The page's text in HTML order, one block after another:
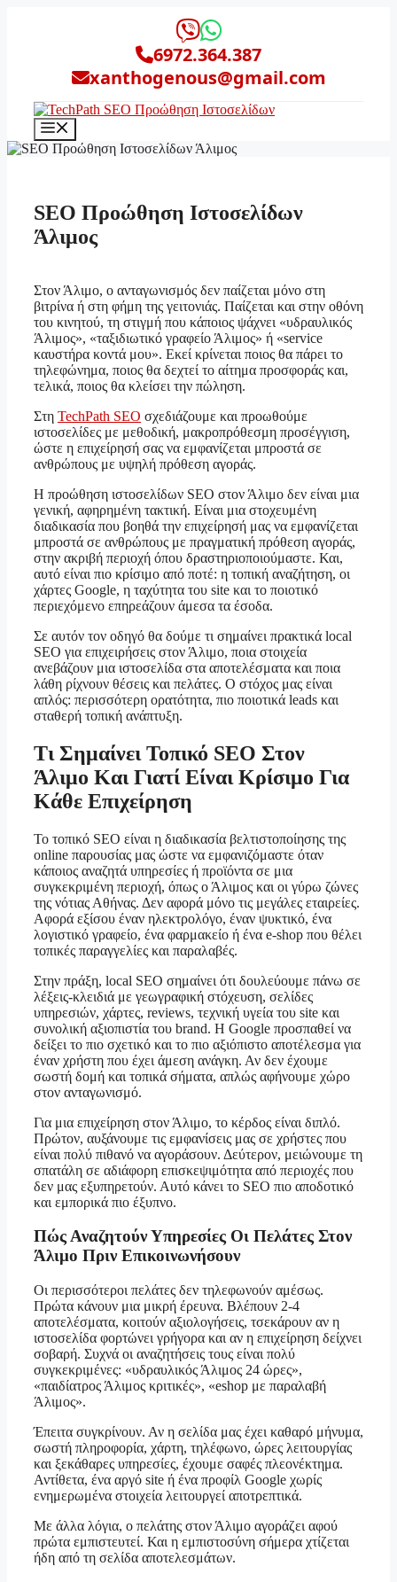
6972.364.387
xanthogenous@gmail.com
SEO Προώθηση Ιστοσελίδων
Άλιμος
Στον Άλιμο, ο ανταγωνισμός δεν παίζεται μόνο στη
βιτρίνα ή στη φήμη της γειτονιάς. Παίζεται και στην οθόνη
του κινητού, τη στιγμή που κάποιος ψάχνει «υδραυλικός
Άλιμος», «ταξιδιωτικό γραφείο Άλιμος» ή «service
καυστήρα κοντά μου». Εκεί κρίνεται ποιος θα πάρει το
τηλεφώνημα, ποιος θα δεχτεί το αίτημα προσφοράς και,
τελικά, ποιος θα κλείσει την πώληση.
Στη TechPath SEO σχεδιάζουμε και προωθούμε
ιστοσελίδες με μεθοδική, μακροπρόθεσμη προσέγγιση,
ώστε η επιχείρησή σας να εμφανίζεται μπροστά σε
ανθρώπους με υψηλή πρόθεση αγοράς.
Η προώθηση ιστοσελίδων SEO στον Άλιμο δεν είναι μια
γενική, αφηρημένη τακτική. Είναι μια στοχευμένη
διαδικασία που βοηθά την επιχείρησή μας να εμφανίζεται
μπροστά σε ανθρώπους με πραγματική πρόθεση αγοράς,
στην ακριβή περιοχή όπου δραστηριοποιούμαστε. Και,
αυτό είναι πιο κρίσιμο από ποτέ: η τοπική αναζήτηση, οι
χάρτες Google, η ταχύτητα του site και το ποιοτικό
περιεχόμενο επηρεάζουν άμεσα τα έσοδα.
Σε αυτόν τον οδηγό θα δούμε τι σημαίνει πρακτικά local
SEO για επιχειρήσεις στον Άλιμο, ποια στοιχεία
ανεβάζουν μια ιστοσελίδα στα αποτελέσματα και ποια
λάθη ρίχνουν θέσεις και πελάτες. Ο στόχος μας είναι
απλός: περισσότερη ορατότητα, πιο ποιοτικά leads και
σταθερή τοπική ανάπτυξη.
Τι Σημαίνει Τοπικό SEO Στον
Άλιμο Και Γιατί Είναι Κρίσιμο Για
Κάθε Επιχείρηση
Το τοπικό SEO είναι η διαδικασία βελτιστοποίησης της
online παρουσίας μας ώστε να εμφανιζόμαστε όταν
κάποιος αναζητά υπηρεσίες ή προϊόντα σε μια
συγκεκριμένη περιοχή, όπως ο Άλιμος και οι γύρω ζώνες
της νότιας Αθήνας. Δεν αφορά μόνο τις μεγάλες εταιρείες.
Αφορά εξίσου έναν ηλεκτρολόγο, έναν ψυκτικό, ένα
λογιστικό γραφείο, ένα φαρμακείο ή ένα e-shop που θέλει
τοπικές παραγγελίες και παραλαβές.
Στην πράξη, local SEO σημαίνει ότι δουλεύουμε πάνω σε
λέξεις-κλειδιά με γεωγραφική στόχευση, σελίδες
υπηρεσιών, χάρτες, reviews, τεχνική υγεία του site και
συνολική αξιοπιστία του brand. Η Google προσπαθεί να
δείξει το πιο σχετικό και το πιο αξιόπιστο αποτέλεσμα για
έναν χρήστη που έχει άμεση ανάγκη. Αν δεν έχουμε
σωστή δομή και τοπικά σήματα, απλώς αφήνουμε χώρο
στον ανταγωνισμό.
Για μια επιχείρηση στον Άλιμο, το κέρδος είναι διπλό.
Πρώτον, αυξάνουμε τις εμφανίσεις μας σε χρήστες που
είναι πολύ πιθανό να αγοράσουν. Δεύτερον, μειώνουμε τη
σπατάλη σε αδιάφορη επισκεψιμότητα από περιοχές που
δεν μας εξυπηρετούν. Αυτό κάνει το SEO πιο αποδοτικό
και εμπορικά πιο έξυπνο.
Πώς Αναζητούν Υπηρεσίες Οι Πελάτες Στον
Άλιμο Πριν Επικοινωνήσουν
Οι περισσότεροι πελάτες δεν τηλεφωνούν αμέσως.
Πρώτα κάνουν μια μικρή έρευνα. Βλέπουν 2-4
αποτελέσματα, κοιτούν αξιολογήσεις, τσεκάρουν αν η
ιστοσελίδα φορτώνει γρήγορα και αν η επιχείρηση δείχνει
σοβαρή. Συχνά οι αναζητήσεις τους είναι πολύ
συγκεκριμένες: «υδραυλικός Άλιμος 24 ώρες»,
«παιδίατρος Άλιμος κριτικές», «eshop με παραλαβή
Άλιμος».
Έπειτα συγκρίνουν. Αν η σελίδα μας έχει καθαρό μήνυμα,
σωστή πληροφορία, χάρτη, τηλέφωνο, ώρες λειτουργίας
και ξεκάθαρες υπηρεσίες, έχουμε σαφές πλεονέκτημα.
Αντίθετα, ένα αργό site ή ένα προφίλ Google χωρίς
ενημερωμένα στοιχεία λειτουργεί αποτρεπτικά.
Με άλλα λόγια, ο πελάτης στον Άλιμο αγοράζει αφού
πρώτα εμπιστευτεί. Και η εμπιστοσύνη σήμερα χτίζεται
ήδη από τη σελίδα αποτελεσμάτων.